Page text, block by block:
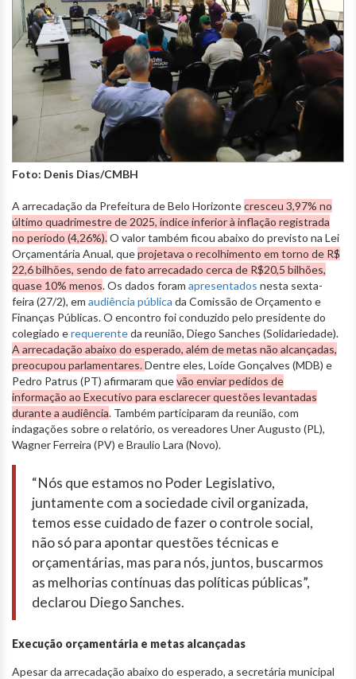
Foto: Denis Dias/CMBH
A arrecadação da Prefeitura de Belo Horizontecresceu 3,97% no
último quadrimestre de 2025, índice inferior à inflação registrada
no período (4,26%).O valor também ficou abaixo do previsto na Lei
Orçamentária Anual, queprojetava o recolhimento em torno de R$
22,6 bilhões, sendo de fato arrecadado cerca de R$20,5 bilhões,
quase 10% menos. Os dados foram apresentados nesta sexta-
feira (27/2), em audiência pública da Comissão de Orçamento e
Finanças Públicas. O encontro foi conduzido pelo presidente do
colegiado erequerenteda reunião, Diego Sanches (Solidariedade).
A arrecadação abaixo do esperado, além de metas não alcançadas,
preocupou parlamentares.Dentre eles, Loíde Gonçalves (MDB) e
Pedro Patrus (PT) afirmaram quevão enviar pedidos de
informação ao Executivo para esclarecer questões levantadas
durante a audiência. Também participaram da reunião, com
indagações sobre o relatório, os vereadores Uner Augusto (PL),
Wagner Ferreira (PV) e Braulio Lara (Novo).
“Nós que estamos no Poder Legislativo,
juntamente com a sociedade civil organizada,
temos esse cuidado de fazer o controle social,
não só para apontar questões técnicas e
orçamentárias, mas para nós, juntos, buscarmos
as melhorias contínuas das políticas públicas”,
declarou Diego Sanches.
Execução orçamentária e metas alcançadas
Apesar da arrecadação abaixo do esperado, a secretária municipal